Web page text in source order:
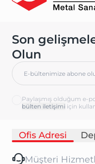
Son
Olun
Paylaşmış olduğum e-
için
Ofis Adresi
Müşteri